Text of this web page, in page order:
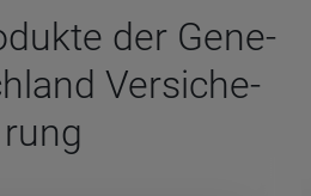
der Gene­
Ver­si­che­
rung